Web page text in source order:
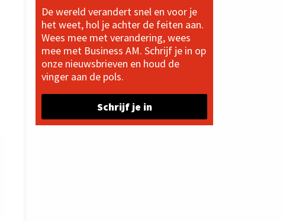
De wereld verandert snel en voor je
het weet, hol je achter de feiten aan.
Wees mee met verandering, wees
mee met Business AM. Schrijf je in op
onze nieuwsbrieven en houd de
vinger aan de pols.
Schrijf je in